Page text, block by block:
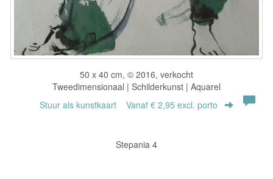
50 x 40 cm, © 2016, verkocht
Tweedimensionaal | Schilderkunst | Aquarel
Stuur als kunstkaart Vanaf € 2,95 excl. porto
Stepania 4